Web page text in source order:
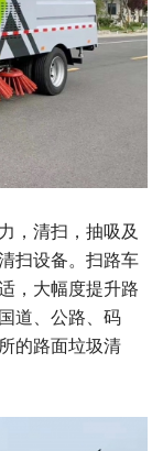
，清扫，抽吸及
扫设备。扫路车
，大幅度提升路
道、公路、码
的路面垃圾清